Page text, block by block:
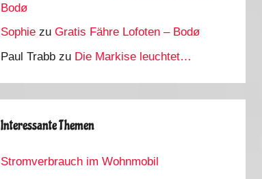
Bodø
Sophie zuGratis Fähre Lofoten – Bodø
Paul Trabb zu Die Markise leuchtet…
Interessante Themen
Stromverbrauch im Wohnmobil